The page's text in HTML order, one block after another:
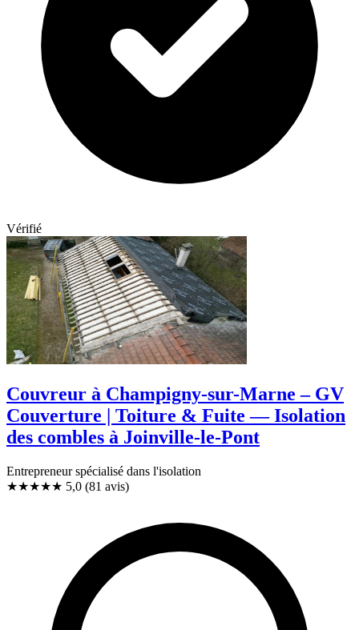
Vérifié
Couvreur à Champigny-sur-Marne – GV
Couverture | Toiture & Fuite — Isolation
des combles à Joinville-le-Pont
Entrepreneur spécialisé dans l'isolation
★★★★★ 5,0 (81 avis)